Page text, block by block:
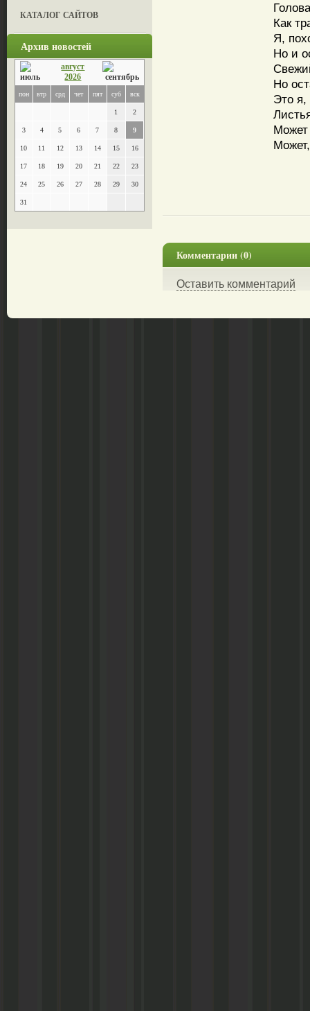
КАТАЛОГ САЙТОВ
Архив новостей
август
2026
пон втр срд чет пят суб вск
1 2
3 4 5 6 7 8 9
10 11 12 13 14 15 16
17 18 19 20 21 22 23
24 25 26 27 28 29 30
31
Как
Я,
Но и
Но
Это я,
Может
Комментарии (0)
Оставить комментарий